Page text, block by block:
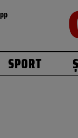
SPORT